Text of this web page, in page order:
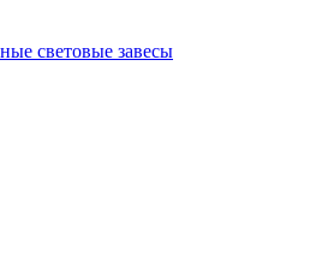
световые завесы